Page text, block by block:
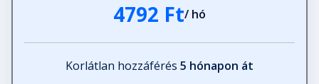
4792 Ft/ hó
Korlátlan hozzáférés 5 hónapon át